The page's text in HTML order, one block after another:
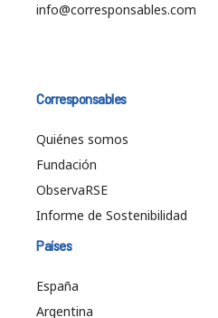
info@corresponsables.com
Corresponsables
Quiénes somos
Fundación
ObservaRSE
Informe de Sostenibilidad
Países
España
Argentina